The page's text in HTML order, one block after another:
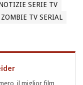
SERIE TV
ZOMBIE TV SERIAL
il miglior film